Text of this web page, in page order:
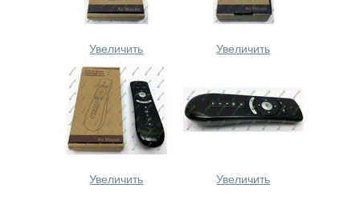
Увеличить Увеличить
Увеличить Увеличить